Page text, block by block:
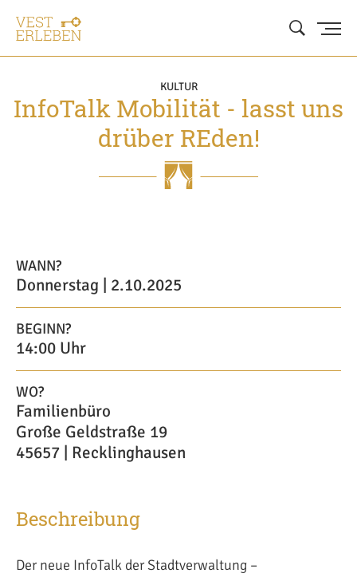
KULTUR
InfoTalk Mobilität - lasst uns
drüber REden!
WANN?
Donnerstag | 2.10.2025
BEGINN?
14:00 Uhr
WO?
Familienbüro
Große Geldstraße 19
45657 | Recklinghausen
Beschreibung
Der neue InfoTalk der Stadtverwaltung –